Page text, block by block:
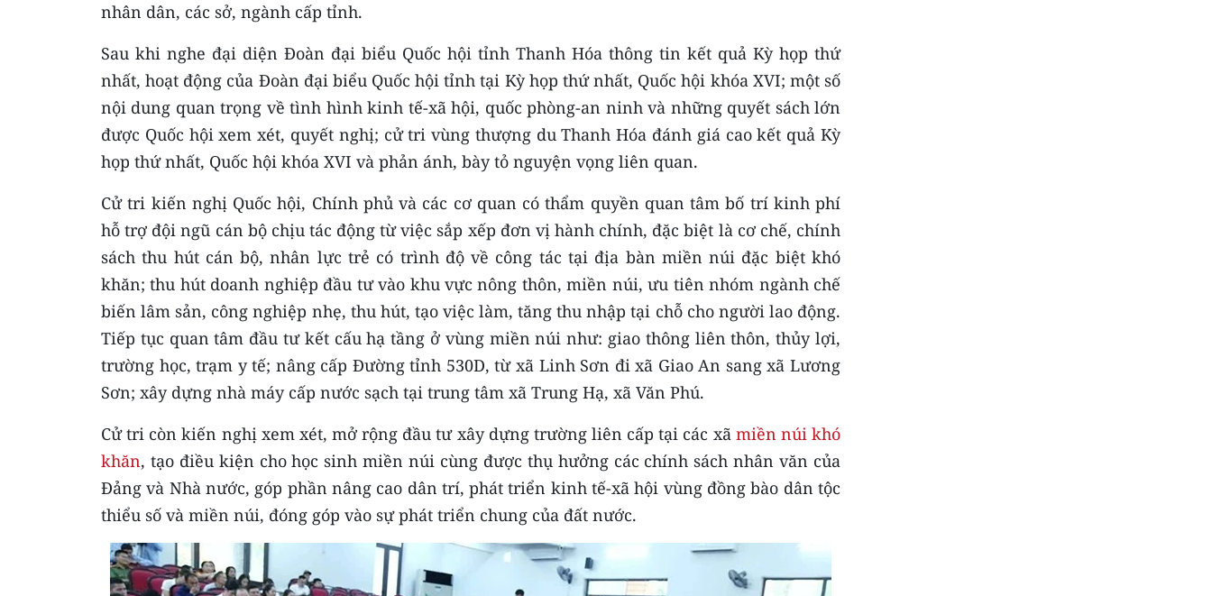
nhân dân, các sở, ngành cấp tỉnh.
Sau khi nghe đại diện Đoàn đại biểu Quốc hội tỉnh Thanh Hóa thông tin kết quả Kỳ họp thứ
nhất, hoạt động của Đoàn đại biểu Quốc hội tỉnh tại Kỳ họp thứ nhất, Quốc hội khóa XVI; một số
nội dung quan trọng về tình hình kinh tế-xã hội, quốc phòng-an ninh và những quyết sách lớn
được Quốc hội xem xét, quyết nghị; cử tri vùng thượng du Thanh Hóa đánh giá cao kết quả Kỳ
họp thứ nhất, Quốc hội khóa XVI và phản ánh, bày tỏ nguyện vọng liên quan.
Cử tri kiến nghị Quốc hội, Chính phủ và các cơ quan có thẩm quyền quan tâm bố trí kinh phí
hỗ trợ đội ngũ cán bộ chịu tác động từ việc sắp xếp đơn vị hành chính, đặc biệt là cơ chế, chính
sách thu hút cán bộ, nhân lực trẻ có trình độ về công tác tại địa bàn miền núi đặc biệt khó
khăn; thu hút doanh nghiệp đầu tư vào khu vực nông thôn, miền núi, ưu tiên nhóm ngành chế
biến lâm sản, công nghiệp nhẹ, thu hút, tạo việc làm, tăng thu nhập tại chỗ cho người lao động.
Tiếp tục quan tâm đầu tư kết cấu hạ tầng ở vùng miền núi như: giao thông liên thôn, thủy lợi,
trường học, trạm y tế; nâng cấp Đường tỉnh 530D, từ xã Linh Sơn đi xã Giao An sang xã Lương
Sơn; xây dựng nhà máy cấp nước sạch tại trung tâm xã Trung Hạ, xã Văn Phú.
Cử tri còn kiến nghị xem xét, mở rộng đầu tư xây dựng trường liên cấp tại các xã miền núi khó
khăn, tạo điều kiện cho học sinh miền núi cùng được thụ hưởng các chính sách nhân văn của
Đảng và Nhà nước, góp phần nâng cao dân trí, phát triển kinh tế-xã hội vùng đồng bào dân tộc
thiểu số và miền núi, đóng góp vào sự phát triển chung của đất nước.